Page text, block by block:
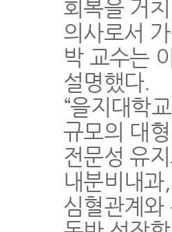
회복을 거
의사로서
박 교수는
설명했다.
“을지대학
규모의 대
전문성 유
내분비내
심혈관계와